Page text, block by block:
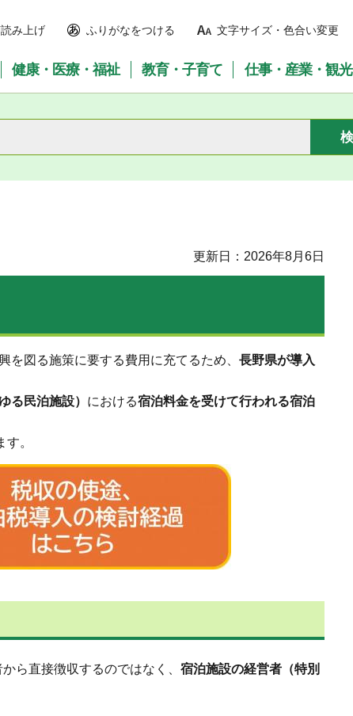
み上げ ふりがなをつける 文字サイズ・色合い変更
健康・医療・福祉 教育・子育て 仕事・産業・観光
更新日：2026年8月6日
図る施策に要する費用に充てるため、 長野県が導入
る民泊施設） における宿泊料金を受けて行われる宿泊
。
ら直接徴収するのではなく、 宿泊施設の経営者（特別